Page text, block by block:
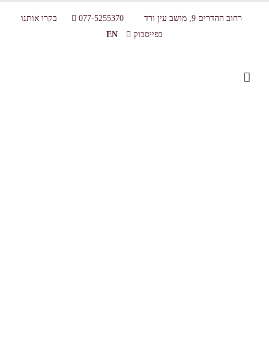
רחוב ההדרים 9, מושב עין ורד 077-5255370
בקרו אותנו
בפייסבוק
EN